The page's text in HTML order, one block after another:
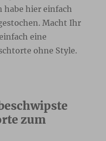
hier einfach
Macht Ihr
eine
ohne Style.
zum